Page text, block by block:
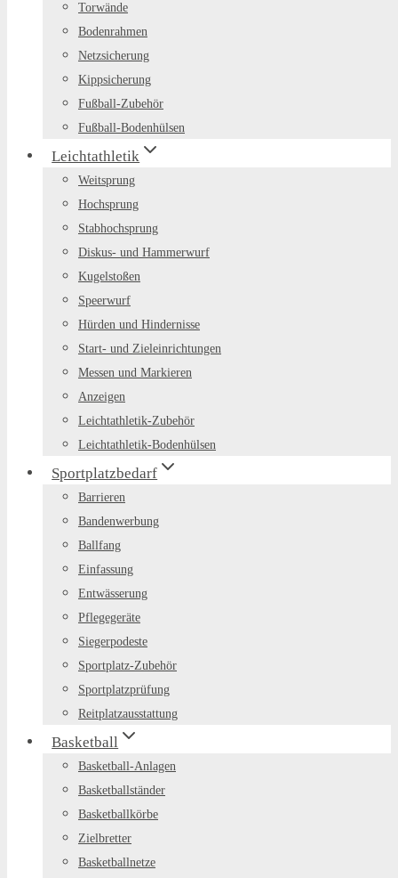
Torwände
Bodenrahmen
Netzsicherung
Kippsicherung
Fußball-Zubehör
Fußball-Bodenhülsen
Leichtathletik
Weitsprung
Hochsprung
Stabhochsprung
Diskus- und Hammerwurf
Kugelstoßen
Speerwurf
Hürden und Hindernisse
Start- und Zieleinrichtungen
Messen und Markieren
Anzeigen
Leichtathletik-Zubehör
Leichtathletik-Bodenhülsen
Sportplatzbedarf
Barrieren
Bandenwerbung
Ballfang
Einfassung
Entwässerung
Pflegegeräte
Siegerpodeste
Sportplatz-Zubehör
Sportplatzprüfung
Reitplatzausstattung
Basketball
Basketball-Anlagen
Basketballständer
Basketballkörbe
Zielbretter
Basketballnetze